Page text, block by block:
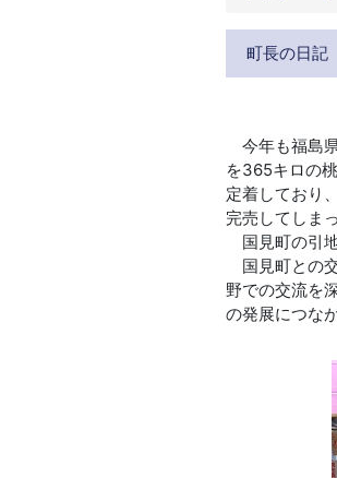
町長の日
今年も福島
を365キロの
定着しており
完売してしまっ
国見町の引
国見町との
野での交流を
の発展につな